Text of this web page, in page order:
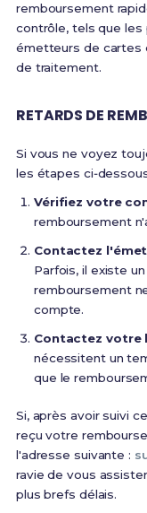
remboursement
contrôle, tels que
émetteurs de cartes
de traitement.
RETARDS DE
Si vous ne voyez
les étapes
Vérifiez votre
remboursement
Contactez
Parfois, il existe
remboursement
compte.
Contactez votre
nécessitent un
que le
Si, après avoir suivi
reçu votre
l'adresse suivante :
ravie de vous
plus brefs délais.